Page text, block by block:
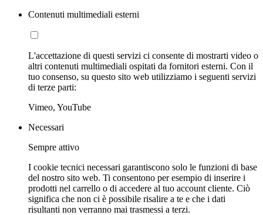
Contenuti multimediali esterni
L'accettazione di questi servizi ci consente di mostrarti video o
altri contenuti multimediali ospitati da fornitori esterni. Con il
tuo consenso, su questo sito web utilizziamo i seguenti servizi
di terze parti:
Vimeo, YouTube
Necessari
Sempre attivo
I cookie tecnici necessari garantiscono solo le funzioni di base
del nostro sito web. Ti consentono per esempio di inserire i
prodotti nel carrello o di accedere al tuo account cliente. Ciò
significa che non ci è possibile risalire a te e che i dati
risultanti non verranno mai trasmessi a terzi.